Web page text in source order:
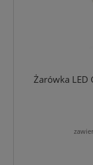
Żarówka LED